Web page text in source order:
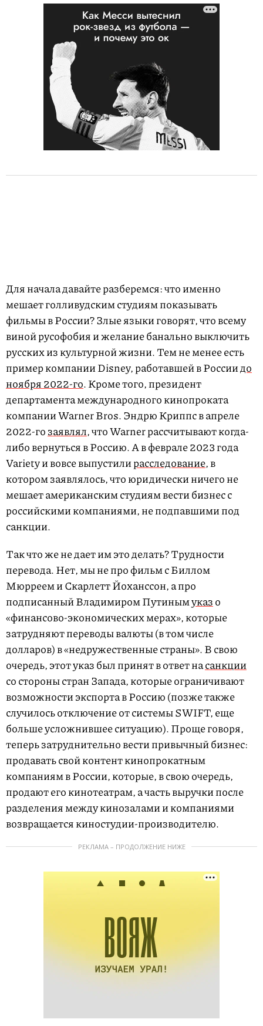
Для начала давайте разберемся: что именно
мешает голливудским студиям показывать
фильмы в России? Злые языки говорят, что всему
виной русофобия и желание банально выключить
русских из культурной жизни. Тем не менее есть
пример компании Disney, работавшей в Россиидо
ноября 2022-го. Кроме того, президент
департамента международного кинопроката
компании Warner Bros. Эндрю Криппс в апреле
2022-гозаявлял, что Warner рассчитывают когда-
либо вернуться в Россию. А в феврале 2023 года
Variety и вовсе выпустилирасследование, в
котором заявлялось, что юридически ничего не
мешает американским студиям вести бизнес с
российскими компаниями, не подпавшими под
санкции.
Так что же не дает им это делать? Трудности
перевода. Нет, мы не про фильм с Биллом
Мюрреем и Скарлетт Йоханссон, а про
подписанный Владимиром Путинымуказо
«финансово-экономических мерах», которые
затрудняют переводы валюты (в том числе
долларов) в «недружественные страны». В свою
очередь, этот указ был принят в ответ насанкции
со стороны стран Запада, которые ограничивают
возможности экспорта в Россию (позже также
случилось отключение от системы SWIFT, еще
больше усложнившее ситуацию). Проще говоря,
теперь затруднительно вести привычный бизнес:
продавать свой контент кинопрокатным
компаниям в России, которые, в свою очередь,
продают его кинотеатрам, а часть выручки после
разделения между кинозалами и компаниями
возвращается киностудии-производителю.
РЕКЛАМА – ПРОДОЛЖЕНИЕ НИЖЕ